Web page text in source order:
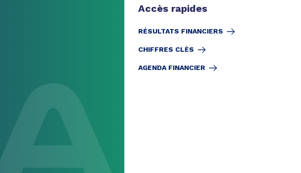
Accès rapides
RÉSULTATS FINANCIERS
CHIFFRES CLÉS
AGENDA FINANCIER